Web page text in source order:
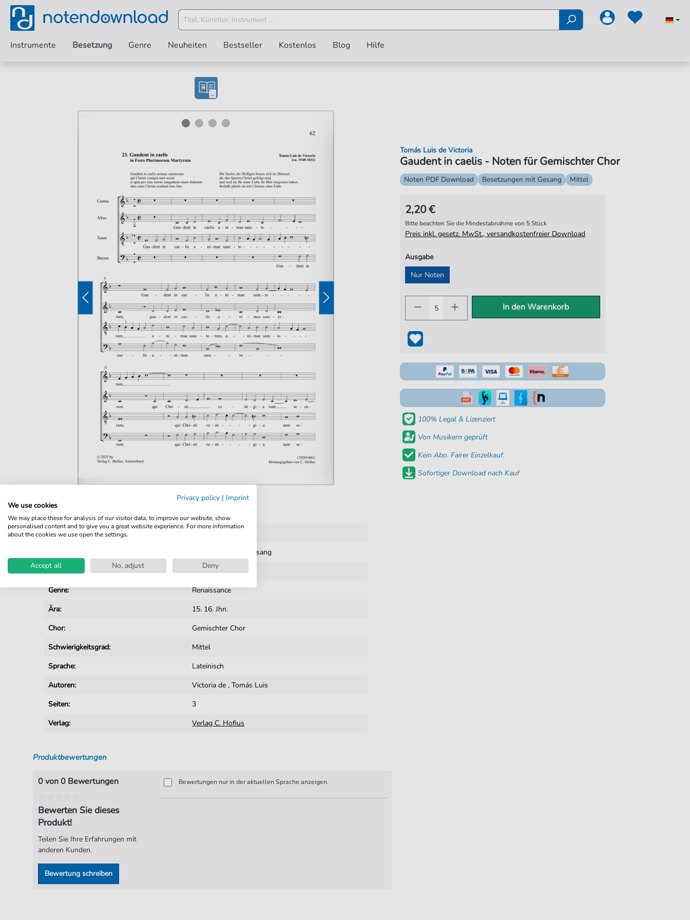
Instrumente Besetzung Genre Neuheiten Bestseller Kostenlos Blog Hilfe
Details
Produktnummer:
Besetzungen mit Gesang
Instrumente:
Chor
Genre:
Renaissance
Ära:
15. 16. Jhn.
Chor:
Gemischter Chor
Schwierigkeitsgrad:
Mittel
Sprache:
Lateinisch
Autoren:
Victoria de ,Tomás Luis
Seiten:
3
Verlag:
Verlag C. Hofius
Gaudent in caelis - Noten für Gemischter Chor
Tomás Luis de Victoria
Noten PDF Download Besetzungen mit Gesang Mittel
2,20 €
Bitte beachten Sie die Mindestabnahme von 5 Stück
Preis inkl. gesetz. MwSt., versandkostenfreier Download
Ausgabe
Nur Noten
In den Warenkorb
100% Legal & Lizenziert
Von Musikern geprüft
Kein Abo. Fairer Einzelkauf.
Sofortiger Download nach Kauf
Produktbewertungen
0 von 0 Bewertungen
Bewerten Sie dieses
Produkt!
Teilen Sie Ihre Erfahrungen mit
anderen Kunden.
Bewertung schreiben
Bewertungen nur in der aktuellen Sprache anzeigen.
Privacy policy | Imprint
We use cookies
We may place these for analysis of our visitor data, to improve our website, show
personalised content and to give you a great website experience. For more information
about the cookies we use open the settings.
Accept all No, adjust Deny